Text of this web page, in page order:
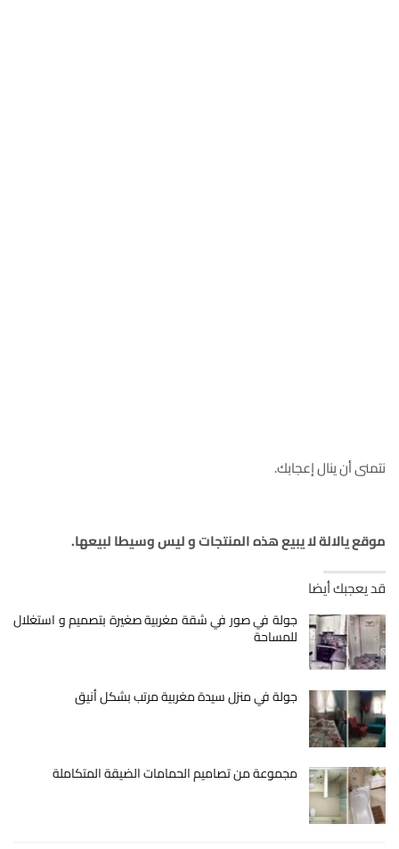
نتمنى أن ينال إعجابك.
موقع يالالة لا يبيع هذه المنتجات و ليس وسيطا لبيعها.
قد يعجبك أيضا
جولة في صور في شقة مغربية صغيرة بتصميم و استغلال
للمساحة
جولة في منزل سيدة مغربية مرتب بشكل أنيق
مجموعة من تصاميم الحمامات الضيقة المتكاملة